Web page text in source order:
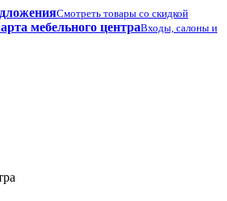
Смотреть товары со скидкой
мебельного центраВходы, салоны и